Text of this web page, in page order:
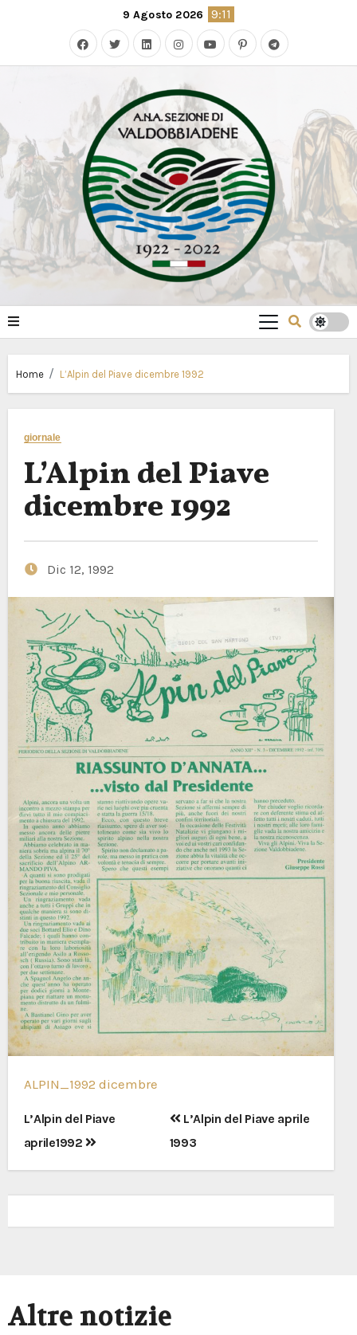
9 Agosto 2026 9:11
Home L’Alpin del Piave dicembre 1992
giornale
L’Alpin del Piave
dicembre 1992
Dic 12, 1992
ALPIN_1992 dicembre
Navigazione
articoli
L’Alpin del Piave
aprile1992
L’Alpin del Piave aprile
1993
Altre notizie